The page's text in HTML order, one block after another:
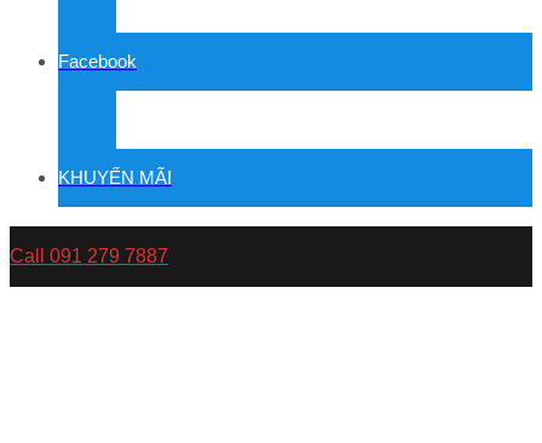
Facebook
KHUYẾN MÃI
Call 091 279 7887